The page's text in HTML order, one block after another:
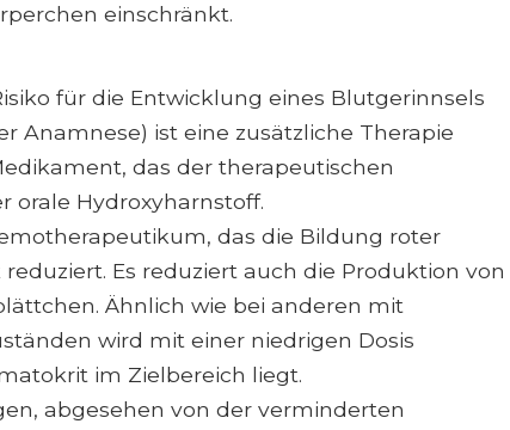
einschränkt.
für die Entwicklung eines Blutgerinnsels
Anamnese) ist eine zusätzliche Therapie
das der therapeutischen
orale Hydroxyharnstoff.
das die Bildung roter
Es reduziert auch die Produktion von
Ähnlich wie bei anderen mit
wird mit einer niedrigen Dosis
im Zielbereich liegt.
abgesehen von der verminderten